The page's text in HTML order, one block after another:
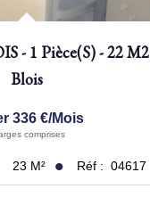
- 1 Pièce(s) - 22 M2
Blois
336 €/mois
comprises
23 M² Réf : 04617